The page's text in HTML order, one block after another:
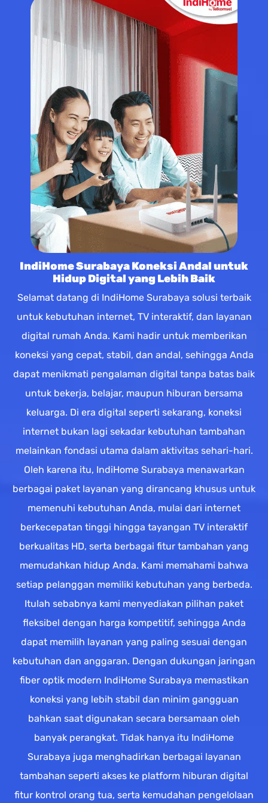
IndiHome Surabaya Koneksi Andal untuk
Hidup Digital yang Lebih Baik
Selamat datang di IndiHome Surabaya solusi terbaik
untuk kebutuhan internet, TV interaktif, dan layanan
digital rumah Anda. Kami hadir untuk memberikan
koneksi yang cepat, stabil, dan andal, sehingga Anda
dapat menikmati pengalaman digital tanpa batas baik
untuk bekerja, belajar, maupun hiburan bersama
keluarga. Di era digital seperti sekarang, koneksi
internet bukan lagi sekadar kebutuhan tambahan
melainkan fondasi utama dalam aktivitas sehari-hari.
Oleh karena itu, IndiHome Surabaya menawarkan
berbagai paket layanan yang dirancang khusus untuk
memenuhi kebutuhan Anda, mulai dari internet
berkecepatan tinggi hingga tayangan TV interaktif
berkualitas HD, serta berbagai fitur tambahan yang
memudahkan hidup Anda. Kami memahami bahwa
setiap pelanggan memiliki kebutuhan yang berbeda.
Itulah sebabnya kami menyediakan pilihan paket
fleksibel dengan harga kompetitif, sehingga Anda
dapat memilih layanan yang paling sesuai dengan
kebutuhan dan anggaran. Dengan dukungan jaringan
fiber optik modern IndiHome Surabaya memastikan
koneksi yang lebih stabil dan minim gangguan
bahkan saat digunakan secara bersamaan oleh
banyak perangkat. Tidak hanya itu IndiHome
Surabaya juga menghadirkan berbagai layanan
tambahan seperti akses ke platform hiburan digital
fitur kontrol orang tua, serta kemudahan pengelolaan